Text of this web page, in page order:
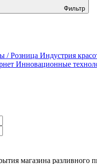
Фильтр
/ Розница Индустрия
Инновационные